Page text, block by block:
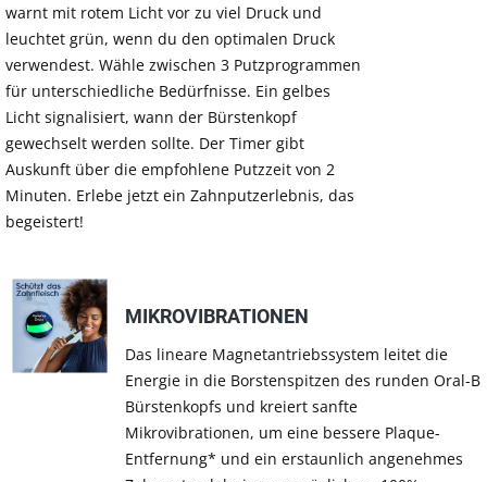
warnt mit rotem Licht vor zu viel Druck und
leuchtet grün, wenn du den optimalen Druck
verwendest. Wähle zwischen 3 Putzprogrammen
für unterschiedliche Bedürfnisse. Ein gelbes
Licht signalisiert, wann der Bürstenkopf
gewechselt werden sollte. Der Timer gibt
Auskunft über die empfohlene Putzzeit von 2
Minuten. Erlebe jetzt ein Zahnputzerlebnis, das
begeistert!
MIKROVIBRATIONEN
Das lineare Magnetantriebssystem leitet die
Energie in die Borstenspitzen des runden Oral-B
Bürstenkopfs und kreiert sanfte
Mikrovibrationen, um eine bessere Plaque-
Entfernung* und ein erstaunlich angenehmes